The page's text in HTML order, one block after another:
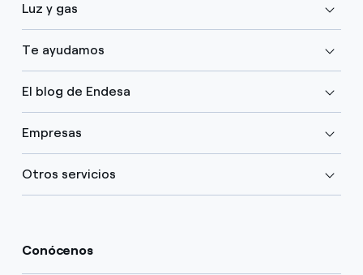
Luz y gas
Te ayudamos
El blog de Endesa
Empresas
Otros servicios
Conócenos